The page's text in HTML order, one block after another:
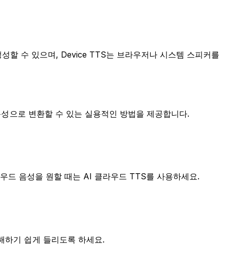
할 수 있으며, Device TTS는 브라우저나 시스템 스피커를
으로 변환할 수 있는 실용적인 방법을 제공합니다.
드 음성을 원할 때는 AI 클라우드 TTS를 사용하세요.
하기 쉽게 들리도록 하세요.